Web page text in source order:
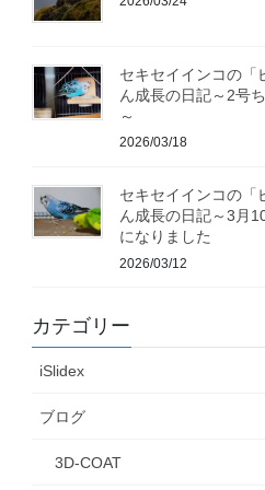
セキセイインコの「
ん成長の日記～2号
～
2026/03/18
セキセイインコの「
ん成長の日記～3月
になりました
2026/03/12
カテゴリー
iSlidex
ブログ
3D-COAT